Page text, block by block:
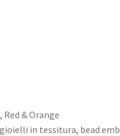
, Red & Orange
in tessitura, bead